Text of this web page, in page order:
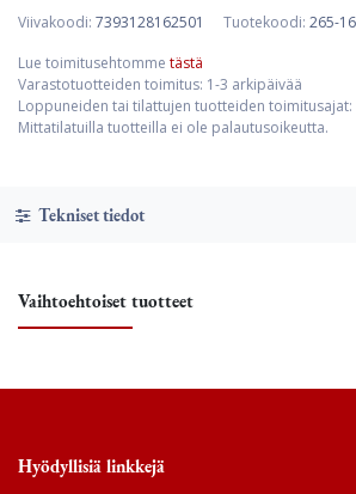
Viivakoodi: 7393128162501 Tuotekoodi: 265-
Lue toimitusehtomme tästä
Varastotuotteiden toimitus: 1-3 arkipäivää
Loppuneiden tai tilattujen tuotteiden toimitusajat:
Mittatilatuilla tuotteilla ei ole palautusoikeutta.
Tekniset tiedot
Vaihtoehtoiset tuotteet
Hyödyllisiä linkkejä